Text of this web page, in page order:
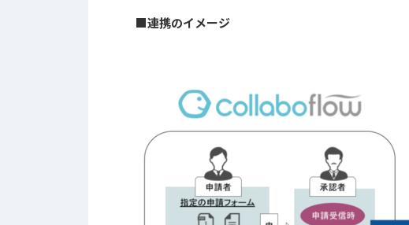
■連携のイメージ